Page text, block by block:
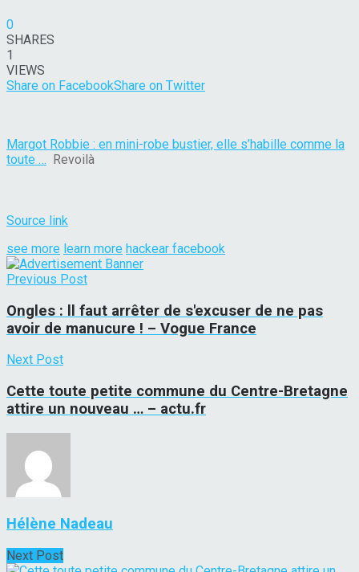
0
SHARES
1
VIEWS
Share on FacebookShare on Twitter
Margot Robbie : en mini-robe bustier, elle s’habille comme la
toute … Revoilà
Source link
see more learn more hackear facebook
Previous Post
Ongles : ll faut arrêter de s'excuser de ne pas
avoir de manucure ! – Vogue France
Next Post
Cette toute petite commune du Centre-Bretagne
attire un nouveau … – actu.fr
Hélène Nadeau
Next Post